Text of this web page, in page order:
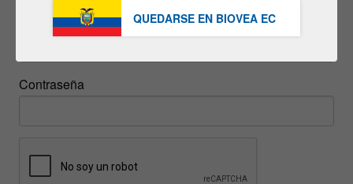
Contraseña
QUEDARSE EN BIOVEA EC